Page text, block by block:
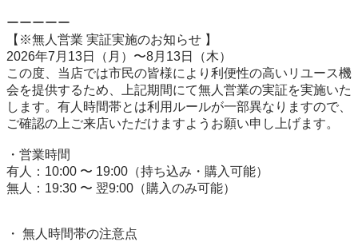
ーーーーー
【※無人営業 実証実施のお知らせ 】
2026年7月13日（月）〜8月13日（木）
この度、当店では市民の皆様により利便性の高いリユース機
会を提供するため、上記期間にて無人営業の実証を実施いた
します。有人時間帯とは利用ルールが一部異なりますので、
ご確認の上ご来店いただけますようお願い申し上げます。
・営業時間
有人：10:00 〜 19:00（持ち込み・購入可能）
無人：19:30 〜 翌9:00（購入のみ可能）
・ 無人時間帯の注意点